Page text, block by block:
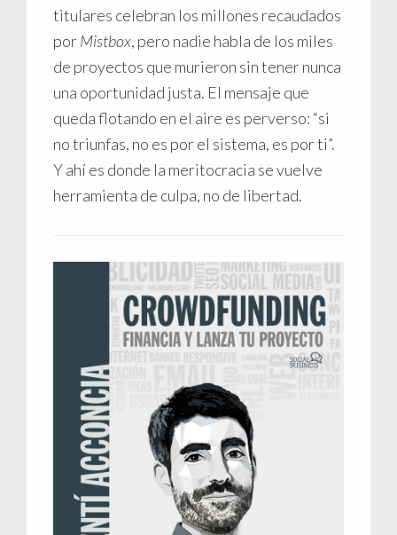
titulares celebran los millones recaudados
porMistbox, pero nadie habla de los miles
de proyectos que murieron sin tener nunca
una oportunidad justa. El mensaje que
queda flotando en el aire es perverso: “si
no triunfas, no es por el sistema, es por ti”.
Y ahí es donde la meritocracia se vuelve
herramienta de culpa, no de libertad.